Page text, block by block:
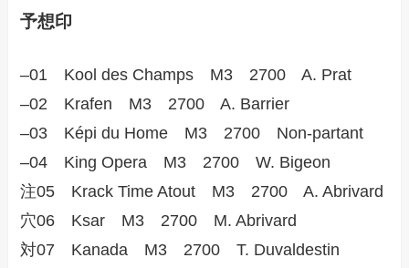
予想印
–01 Kool des Champs M3 2700 A. Prat
–02 Krafen M3 2700 A. Barrier
–03 Képi du Home M3 2700 Non-partant
–04 King Opera M3 2700 W. Bigeon
注05 Krack Time Atout M3 2700 A. Abrivard
穴06 Ksar M3 2700 M. Abrivard
対07 Kanada M3 2700 T. Duvaldestin